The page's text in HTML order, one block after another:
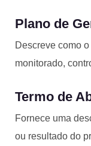
Plano de
Descreve como
monitorado,
Termo de
Fornece uma
ou resultado do